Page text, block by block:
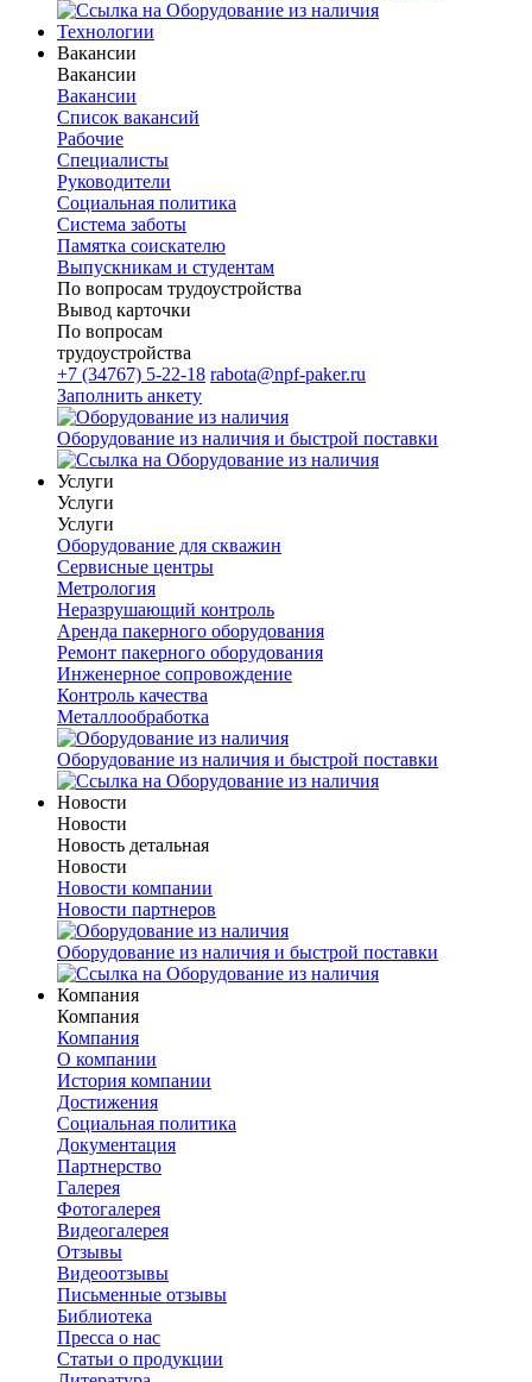
Технологии
Вакансии
Вакансии
Вакансии
Список вакансий
Рабочие
Специалисты
Руководители
Cоциальная политика
Система заботы
Памятка соискателю
Выпускникам и студентам
По вопросам трудоустройства
Вывод карточки
По вопросам
трудоустройства
+7 (34767) 5-22-18 rabota@npf-paker.ru
Заполнить анкету
Оборудование из наличия и быстрой поставки
Услуги
Услуги
Услуги
Оборудование для скважин
Сервисные центры
Метрология
Неразрушающий контроль
Аренда пакерного оборудования
Ремонт пакерного оборудования
Инженерное сопровождение
Контроль качества
Металлообработка
Оборудование из наличия и быстрой поставки
Новости
Новости
Новость детальная
Новости
Новости компании
Новости партнеров
Оборудование из наличия и быстрой поставки
Компания
Компания
Компания
О компании
История компании
Достижения
Социальная политика
Документация
Партнерство
Галерея
Фотогалерея
Видеогалерея
Отзывы
Видеоотзывы
Письменные отзывы
Библиотека
Пресса о нас
Статьи о продукции